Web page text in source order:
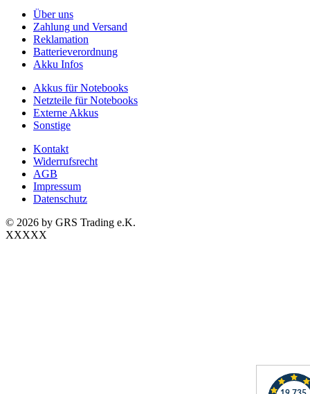
Über uns
Zahlung und Versand
Reklamation
Batterieverordnung
Akku Infos
Akkus für Notebooks
Netzteile für Notebooks
Externe Akkus
Sonstige
Kontakt
Widerrufsrecht
AGB
Impressum
Datenschutz
© 2026 by GRS Trading e.K.
XXXXX